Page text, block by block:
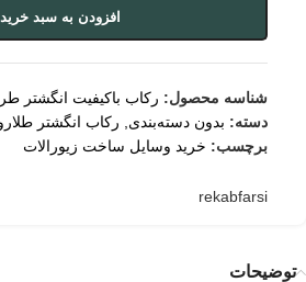
افزودن به سبد خرید
شناسه محصول: رکاب باکیفیت انگشتر
دسته: بدون دسته‌بندی
رکاب انگشتر
برچسب: خرید وسایل ساخت زیورالات
rekabfarsi
توضیحات